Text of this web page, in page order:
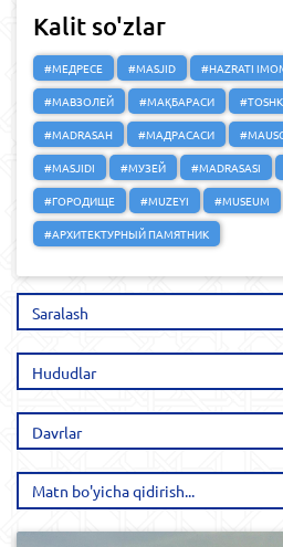
Kalit so'zlar
#МЕДРЕСЕ #MASJID
#HAZRATI
#МАВЗОЛЕЙ
#МАҚБАРАСИ
#MADRASAH
#МАДРАСАСИ
#MASJIDI
#МУЗЕЙ #MADRASASI
#ГОРОДИЩЕ
#MUZEYI
#MUSEUM
#АРХИТЕКТУРНЫЙ ПАМЯТНИК
Saralash
Hududlar
Davrlar